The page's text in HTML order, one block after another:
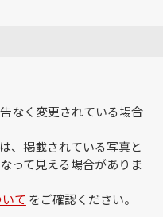
なく変更されている場合
、掲載されている写真と
って見える場合がありま
て をご確認ください。